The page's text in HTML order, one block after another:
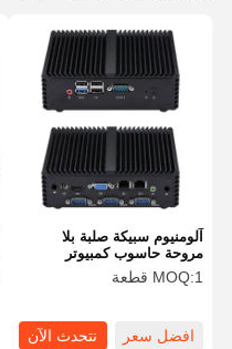
آلومنيوم سبيكة صلبة بلا
مروحة حاسوب كمبيوتر
رباعي النواة 4 RS232
MOQ:1 قطعة
افضل سعر نتحدث الآن